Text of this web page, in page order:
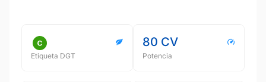
Etiqueta DGT
80 CV
Potencia